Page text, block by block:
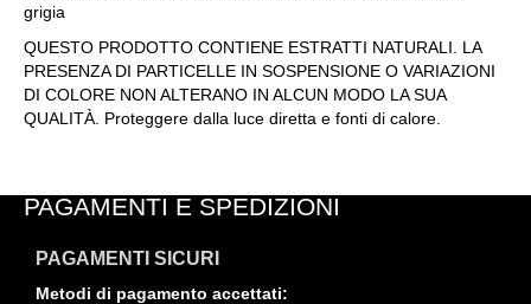
grigia
QUESTO PRODOTTO CONTIENE ESTRATTI NATURALI. LA
PRESENZA DI PARTICELLE IN SOSPENSIONE O VARIAZIONI
DI COLORE NON ALTERANO IN ALCUN MODO LA SUA
QUALITÀ. Proteggere dalla luce diretta e fonti di calore.
PAGAMENTI E SPEDIZIONI
PAGAMENTI SICURI
Metodi di pagamento accettati: